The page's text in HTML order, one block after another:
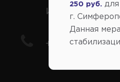
иномарки
+7(978) 206-
250 руб.
г.
Данная